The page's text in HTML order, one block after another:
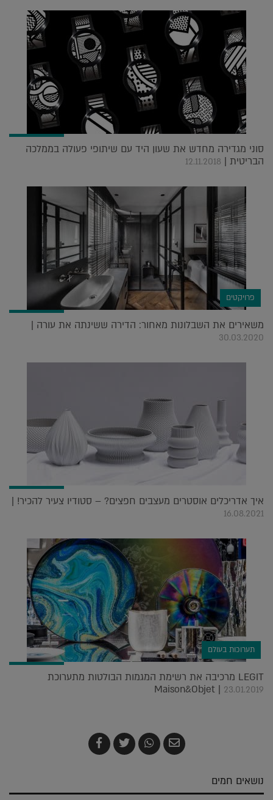
סוני מגדירה מחדש את שעון היד עם שיתופי פעולה בממלכה
הבריטית | 12.11.2018
פרויקטים
משאירים את השבלונות מאחור: הדירה ששינתה את עורה |
30.03.2020
איך אדריכלים אוסטרים מעצבים חפצים? – סטודיו צעיר להכיר! |
16.08.2021
תערוכות בעולם
LEGIT מרכיבה את רשימת המגמות הבולטות מתערוכת
Maison&Objet | 23.01.2019
שלח
בדואר
שתף
ב-
צייץ
ב-
שתף
ב-
נושאים חמים